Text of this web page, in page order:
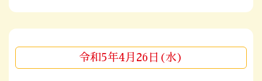
令和5年4月26日(水)